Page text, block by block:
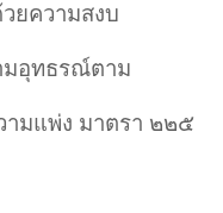
ยความสงบ
มอุทธรณ์ตาม
มแพ่ง มาตรา ๒๒๕